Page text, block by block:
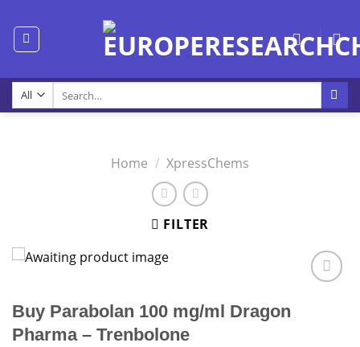
content
for:
Home / XpressChems
FILTER
Buy Parabolan 100 mg/ml Dragon
Pharma – Trenbolone